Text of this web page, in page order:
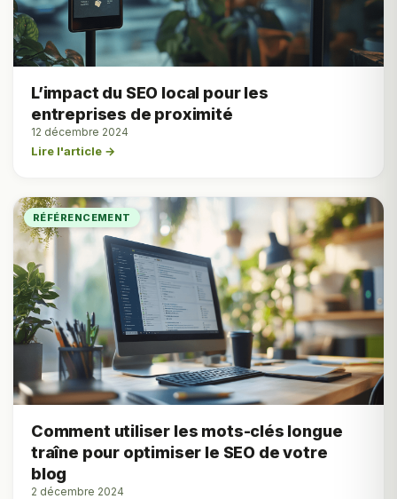
L’impact du SEO local pour les
entreprises de proximité
12 décembre 2024
Lire l'article →
RÉFÉRENCEMENT
Comment utiliser les mots-clés longue
traîne pour optimiser le SEO de votre
blog
2 décembre 2024